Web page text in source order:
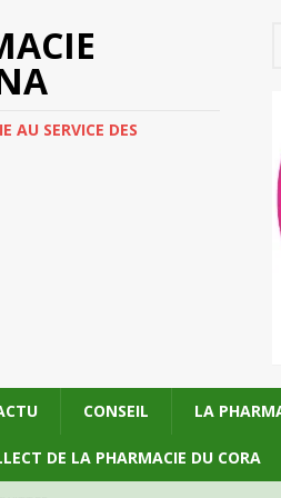
AU SERVICE DES
CONSEIL LA
DE LA PHARMACIE DU CORA